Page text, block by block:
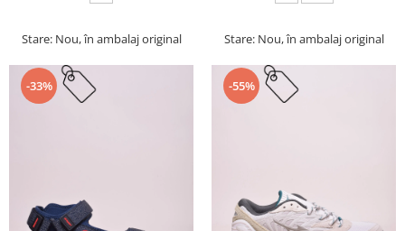
Stare: Nou, în ambalaj original Stare: Nou, în ambalaj original
-33% -55%